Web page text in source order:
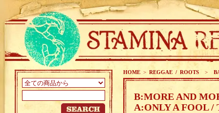
HOME > REGGAE / ROOTS >
B:MORE AND
A:ONLY A FOOL /